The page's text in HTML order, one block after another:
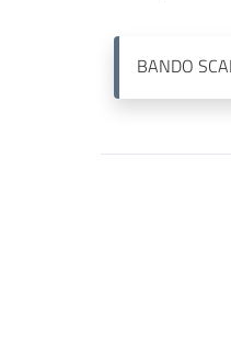
BANDO